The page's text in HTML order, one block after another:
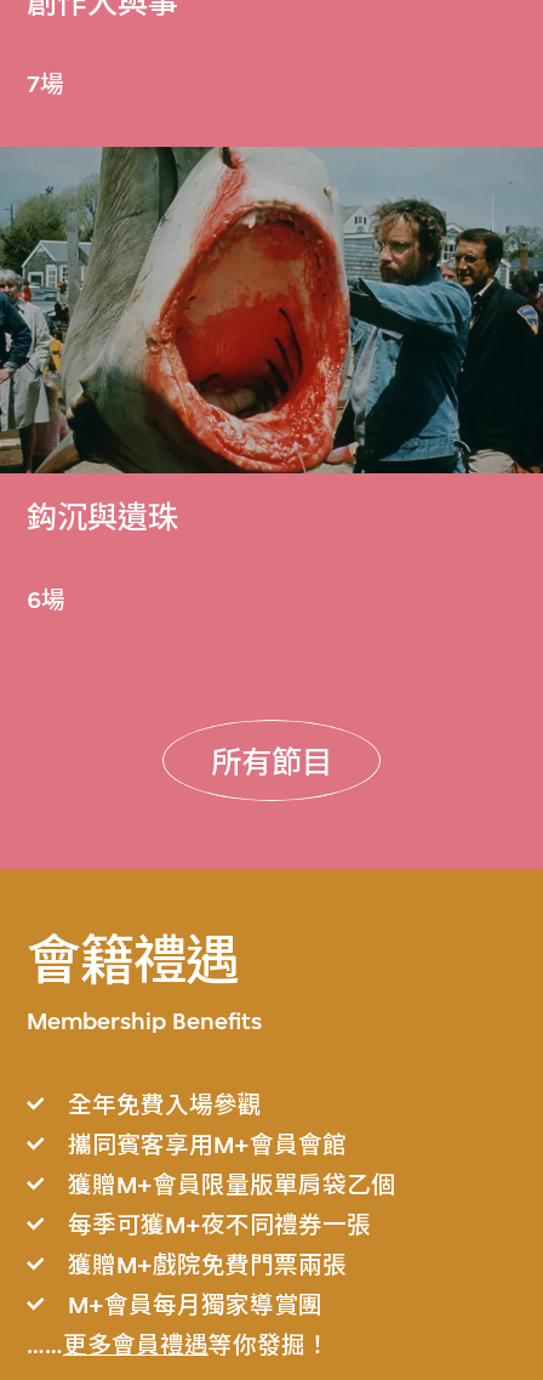
7場
鈎沉與遺珠
6場
所有節目
會籍禮遇
Membership Benefits
全年免費入場參觀
攜同賓客享用M+會員會館
獲贈M+會員限量版單肩袋乙個
每季可獲M+夜不同禮券一張
獲贈M+戲院免費門票兩張
M+會員每月獨家導賞團
……更多會員禮遇等你發掘！